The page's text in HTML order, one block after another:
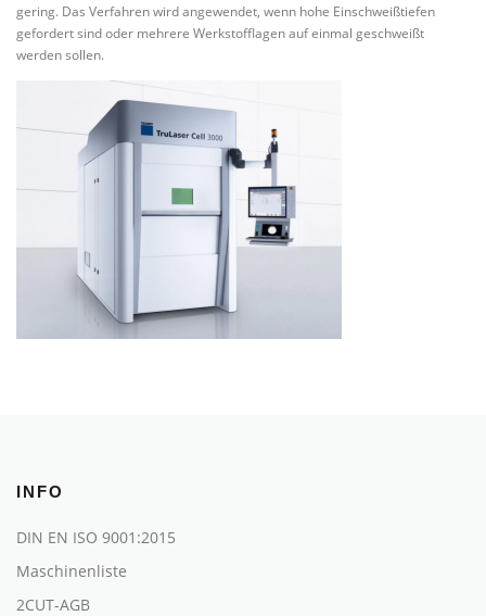
gering. Das Verfahren wird angewendet, wenn hohe Einschweißtiefen
gefordert sind oder mehrere Werkstofflagen auf einmal geschweißt
werden sollen.
INFO
DIN EN ISO 9001:2015
Maschinenliste
2CUT-AGB